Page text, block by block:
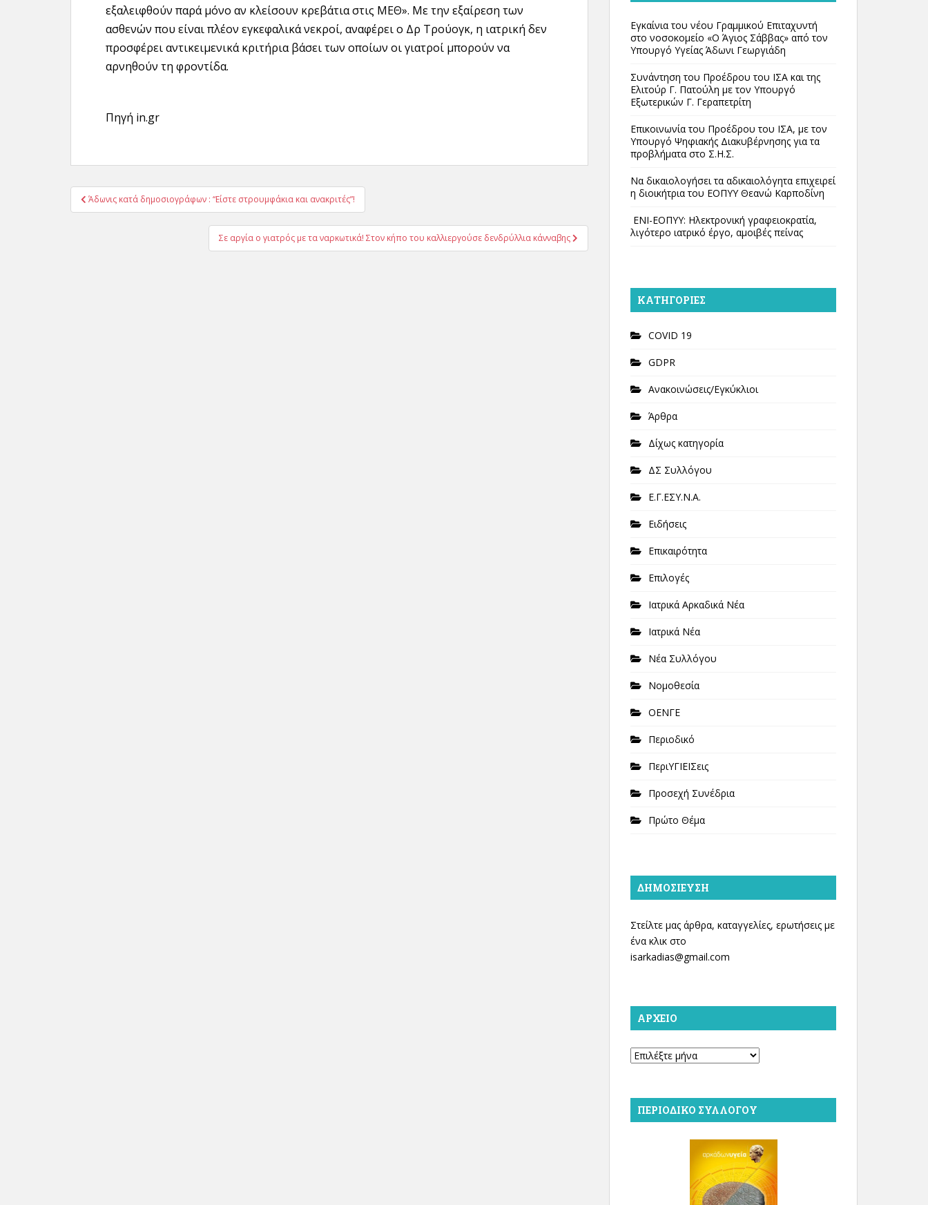
εξαλειφθούν παρά μόνο αν κλείσουν κρεβάτια στις ΜΕΘ». Με την εξαίρεση των
ασθενών που είναι πλέον εγκεφαλικά νεκροί, αναφέρει ο Δρ Τρούογκ, η ιατρική δεν
προσφέρει αντικειμενικά κριτήρια βάσει των οποίων οι γιατροί μπορούν να
αρνηθούν τη φροντίδα.
Πηγή in.gr
Πλοήγηση
άρθρων
Άδωνις κατά δημοσιογράφων : “Είστε στρουμφάκια και ανακριτές”!
Σε αργία ο γιατρός με τα ναρκωτικά! Στον κήπο του καλλιεργούσε δενδρύλλια κάνναβης
Εγκαίνια του νέου Γραμμικού Επιταχυντή
στο νοσοκομείο «Ο Άγιος Σάββας» από τον
Υπουργό Υγείας Άδωνι Γεωργιάδη
Συνάντηση του Προέδρου του ΙΣΑ και της
Ελιτούρ Γ. Πατούλη με τον Υπουργό
Εξωτερικών Γ. Γεραπετρίτη
Επικοινωνία του Προέδρου του ΙΣΑ, με τον
Υπουργό Ψηφιακής Διακυβέρνησης για τα
προβλήματα στο Σ.Η.Σ.
Να δικαιολογήσει τα αδικαιολόγητα επιχειρεί
η διοικήτρια του ΕΟΠΥΥ Θεανώ Καρποδίνη
ΕΝΙ-ΕΟΠΥΥ: Ηλεκτρονική γραφειοκρατία,
λιγότερο ιατρικό έργο, αμοιβές πείνας
KΑΤΗΓΟΡΊΕΣ
COVID 19
GDPR
Ανακοινώσεις/Εγκύκλιοι
Άρθρα
Δίχως κατηγορία
ΔΣ Συλλόγου
Ε.Γ.ΕΣΥ.Ν.Α.
Ειδήσεις
Επικαιρότητα
Επιλογές
Ιατρικά Αρκαδικά Νέα
Ιατρικά Νέα
Νέα Συλλόγου
Νομοθεσία
ΟΕΝΓΕ
Περιοδικό
ΠεριΥΓΙΕΙΣεις
Προσεχή Συνέδρια
Πρώτο Θέμα
ΔΗΜΟΣΊΕΥΣΗ
Στείλτε μας άρθρα, καταγγελίες, ερωτήσεις με
ένα κλικ στο
isarkadias@gmail.com
ΑΡΧΕΊΟ
Αρχείο
ΠΕΡΙΟΔΙΚΌ ΣΥΛΛΌΓΟΥ